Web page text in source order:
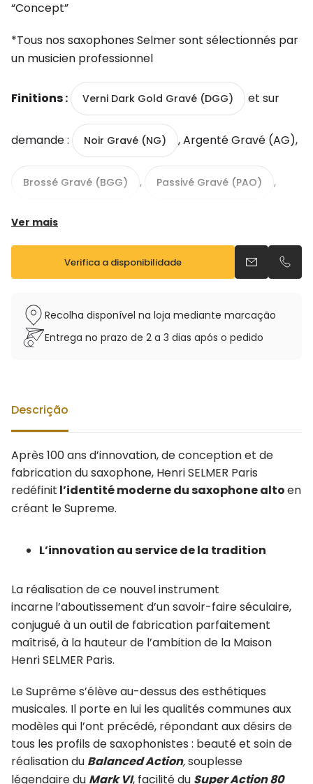
650,00€.
685,00€.
“Concept”
*Tous nos saxophones Selmer sont sélectionnés par
un musicien professionnel
Finitions : Verni Dark Gold Gravé (DGG) et sur
demande : Noir Gravé (NG) , Argenté Gravé (AG),
Brossé Gravé (BGG) , Passivé Gravé (PAO) ,
Plaqué Or (AUG)
Nouvelle gravure exclusive
Tonalité : Mib
Emboiture à serrage concentrique 3 points
Bague de serrage de l’emboiture réglable
Support pouce main droite réglable en métal
Tampons cuir, résonateur métal
Clavier petit doigt main gauche avec bascule
articulée
main droite
Ver mais
Verifica a disponibilidade Envia um e-
Recolha disponível na loja mediante marcação
Entrega no prazo de 2 a 3 dias após o pedido
Descrição
Après 100 ans d’innovation, de conception et de
fabrication du saxophone, Henri SELMER Paris
redéfinit l’identité moderne du saxophone altoen
créant le Supreme.
L’innovation au service de la tradition
La réalisation de ce nouvel instrument
incarnel’aboutissement d’un savoir-faire séculaire,
conjugué à un outil de fabrication parfaitement
maîtrisé, à la hauteur de l’ambition de la Maison
Henri SELMER Paris.
Le Suprême s’élève au-dessus des esthétiques
musicales. Il porte en lui les qualités communes aux
modèles qui l’ont précédé, répondant aux désirs de
tous les profils de saxophonistes : beauté et soin de
réalisation du Balanced Action,souplesse
légendaire du Mark VI, facilité du Super Action 80